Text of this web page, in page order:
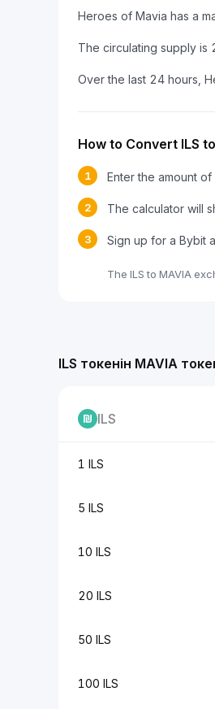
Heroes of Mavia has a
The circulating supply is
Over the last 24 hours,
How to Convert ILS
1 Enter the amount
2 The calculator will
3 Sign up for a Bybit
The ILS to MAVIA
ILS токенін MAVIA
ILS
1 ILS
5 ILS
10 ILS
20 ILS
50 ILS
100 ILS